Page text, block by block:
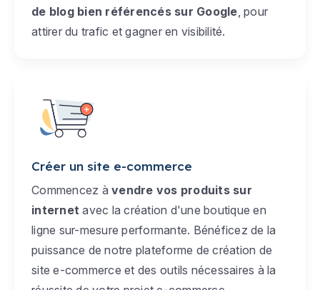
de blog bien référencés sur Google , pour
attirer du trafic et gagner en visibilité.
Créer un site e-commerce
Commencez à vendre vos produits sur
internet avec la création d'une boutique en
ligne sur-mesure performante. Bénéficez de la
puissance de notre plateforme de création de
site e-commerce et des outils nécessaires à la